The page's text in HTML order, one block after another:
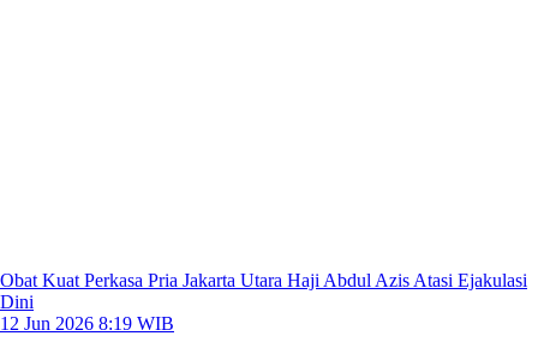
Obat Kuat Perkasa Pria Jakarta Utara Haji Abdul Azis Atasi Ejakulasi
Dini
12 Jun 2026 8:19 WIB